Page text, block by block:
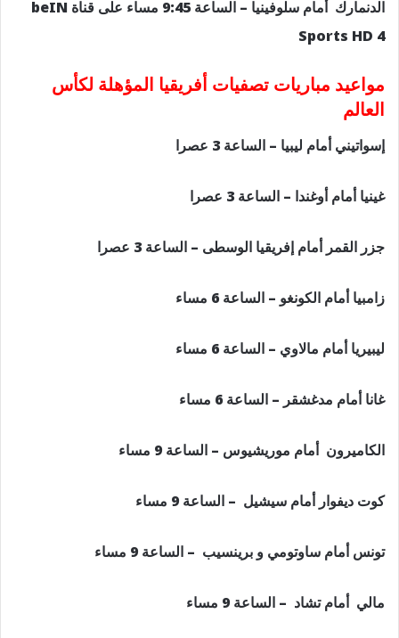
الدنمارك أمام سلوفينيا – الساعة 9:45 مساء على قناة beIN
Sports HD 4
مواعيد مباريات تصفيات أفريقيا المؤهلة لكأس
العالم
إسواتيني أمام ليبيا – الساعة 3 عصرا
غينيا أمام أوغندا – الساعة 3 عصرا
جزر القمر أمام إفريقيا الوسطى – الساعة 3 عصرا
زامبيا أمام الكونغو – الساعة 6 مساء
ليبيريا أمام مالاوي – الساعة 6 مساء
غانا أمام مدغشقر – الساعة 6 مساء
الكاميرون أمام موريشيوس – الساعة 9 مساء
كوت ديفوار أمام سيشيل – الساعة 9 مساء
تونس أمام ساوتومي و برينسيب – الساعة 9 مساء
مالي أمام تشاد – الساعة 9 مساء